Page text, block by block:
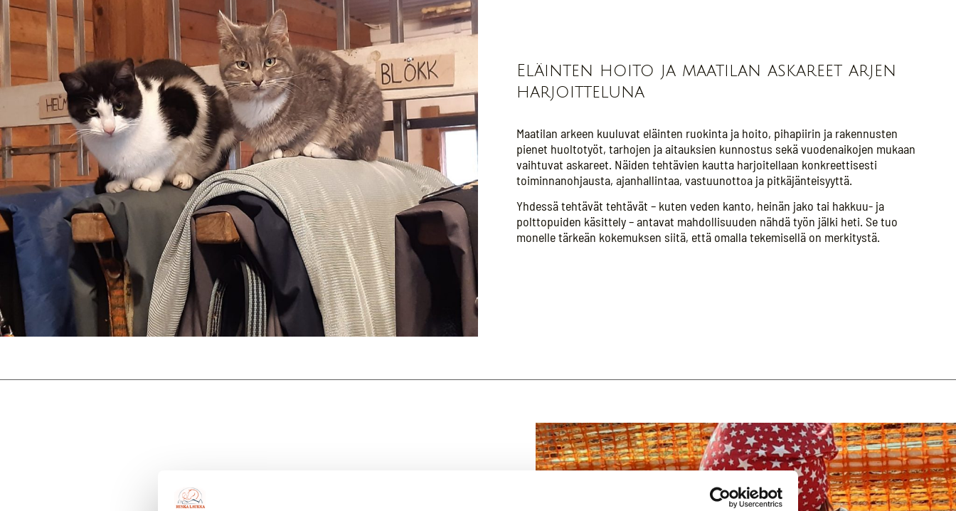
Eläinten hoito ja maatilan askareet arjen
harjoitteluna
Maatilan arkeen kuuluvat eläinten ruokinta ja hoito, pihapiirin ja rakennusten
pienet huoltotyöt, tarhojen ja aitauksien kunnostus sekä vuodenaikojen mukaan
vaihtuvat askareet. Näiden tehtävien kautta harjoitellaan konkreettisesti
toiminnanohjausta, ajanhallintaa, vastuunottoa ja pitkäjänteisyyttä.
Yhdessä tehtävät tehtävät – kuten veden kanto, heinän jako tai hakkuu- ja
polttopuiden käsittely – antavat mahdollisuuden nähdä työn jälki heti. Se tuo
monelle tärkeän kokemuksen siitä, että omalla tekemisellä on merkitystä.